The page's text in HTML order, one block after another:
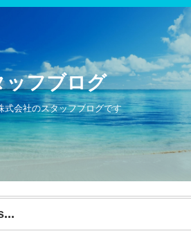
ッフブログ
式会社のスタッフブログです